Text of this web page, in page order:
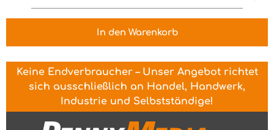
In den Warenkorb
Keine Endverbraucher – Unser Angebot richtet
sich ausschließlich an Handel, Handwerk,
Industrie und Selbstständige!